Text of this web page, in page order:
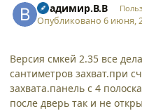
Владимир.В.В
Опубликовано6 июня,
Версия смкей 2.35 все
сантиметров захват.при
захвата.панель с 4
после дверь так и не